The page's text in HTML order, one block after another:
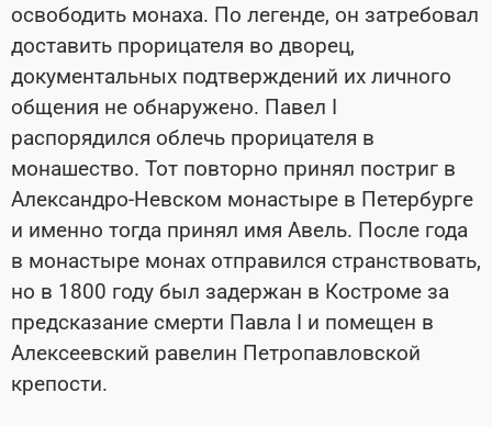
освободить монаха. По легенде, он затребовал
доставить прорицателя во дворец,
документальных подтверждений их личного
общения не обнаружено. Павел I
распорядился облечь прорицателя в
монашество. Тот повторно принял постриг в
Александро-Невском монастыре в Петербурге
и именно тогда принял имя Авель. После года
в монастыре монах отправился странствовать,
но в 1800 году был задержан в Костроме за
предсказание смерти Павла I и помещен в
Алексеевский равелин Петропавловской
крепости.